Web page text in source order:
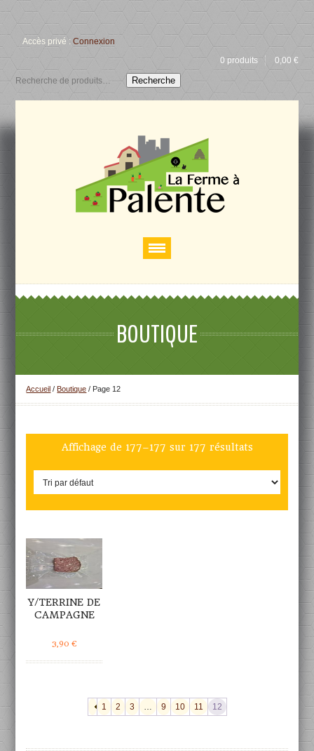
Accès privé :Connexion
0 produits
0,00 €
Recherche
BOUTIQUE
Accueil / Boutique / Page 12
Affichage de 177–177 sur 177 résultats
Y/TERRINE DE
CAMPAGNE
3,90 €
1 2 3 … 9 10 11 12